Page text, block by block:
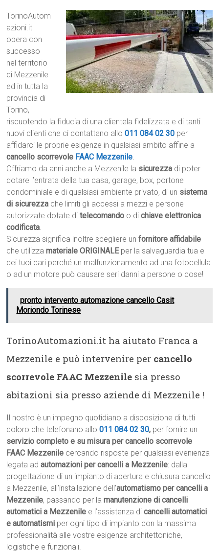
TorinoAutom
azioni.it
opera con
successo
nel territorio
di Mezzenile
ed in tutta la
provincia di
Torino,
riscuotendo la fiducia di una clientela fidelizzata e di tanti
nuovi clienti che ci contattano allo011 084 02 30 per
affidarci le proprie esigenze in qualsiasi ambito affine a
cancello scorrevole FAAC Mezzenile.
Offriamo da anni anche a Mezzenile la sicurezza di poter
dotare l’entrata della tua casa, garage, box, portone
condominiale e di qualsiasi ambiente privato, di un sistema
di sicurezza che limiti gli accessi a mezzi e persone
autorizzate dotate ditelecomando o dichiave elettronica
codificata.
Sicurezza significa inoltre scegliere unfornitore affidabile
che utilizza materiale ORIGINALEper la salvaguardia tua e
dei tuoi cari perché un malfunzionamento ad una fotocellula
o ad un motore può causare seri danni a persone o cose!
pronto intervento automazione cancello Casit
Moriondo Torinese
TorinoAutomazioni.it ha aiutato Franca a
Mezzenile e può intervenire per cancello
scorrevole FAAC Mezzenile sia presso
abitazioni sia presso aziende di Mezzenile !
Il nostro è un impegno quotidiano a disposizione di tutti
coloro che telefonano allo011 084 02 30, per fornire un
servizio completo e su misura per cancello scorrevole
FAAC Mezzenile cercando risposte per qualsiasi evenienza
legata adautomazioni per cancelli a Mezzenile: dalla
progettazione di un impianto di apertura e chiusura cancello
a Mezzenile, all’installazione dell’automatismo per cancelli a
Mezzenile, passando per lamanutenzione di cancelli
automatici a Mezzenile e l’assistenza dicancelli automatici
e automatismi per ogni tipo di impianto con la massima
professionalità alle vostre esigenze architettoniche,
logistiche e funzionali.